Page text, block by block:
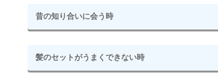
昔の知り合いに会う時
髪のセットがうまくできない時